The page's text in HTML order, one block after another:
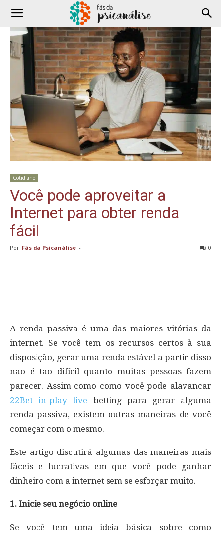
Cotidiano
Você pode aproveitar a
Internet para obter renda
fácil
Por Fãs da Psicanálise - 0
A renda passiva é uma das maiores vitórias da
internet. Se você tem os recursos certos à sua
disposição, gerar uma renda estável a partir disso
não é tão difícil quanto muitas pessoas fazem
parecer. Assim como como você pode alavancar
22Bet in-play live betting para gerar alguma
renda passiva, existem outras maneiras de você
começar com o mesmo.
Este artigo discutirá algumas das maneiras mais
fáceis e lucrativas em que você pode ganhar
dinheiro com a internet sem se esforçar muito.
1. Inicie seu negócio online
Se você tem uma ideia básica sobre como